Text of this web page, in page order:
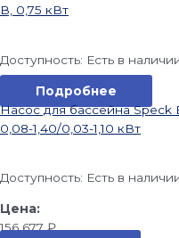
В, 0,75 кВт
Доступность: Есть в
Подробнее
Насос для бассейна Speck
0,08-1,40/0,03-1,10 кВт
Доступность: Есть в
156 677₽